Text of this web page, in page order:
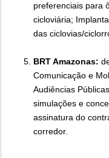
preferenciais para
cicloviária;
das ciclovias/
BRT Amazonas:
Comunicação e
Audiências
simulações e
assinatura do
corredor.